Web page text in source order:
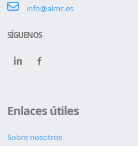
info@almc.es
SÍGUENOS
Enlaces útiles
Sobre nosotros